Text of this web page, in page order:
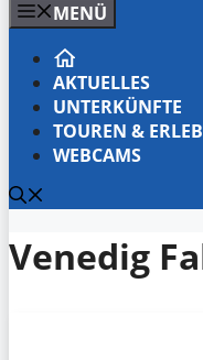
MENÜ
AKTUELLES
UNTERKÜNFTE
TOUREN &
WEBCAMS
Venedig